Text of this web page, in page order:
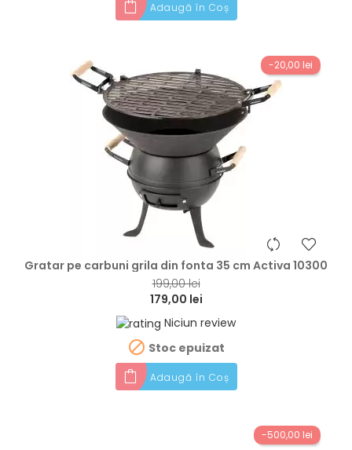
Adaugă în Coș
-20,00 lei
Gratar pe carbuni grila din fonta 35 cm Activa 10300
199,00 lei
179,00 lei
Niciun review
 Stoc epuizat
Adaugă în Coș
-500,00 lei